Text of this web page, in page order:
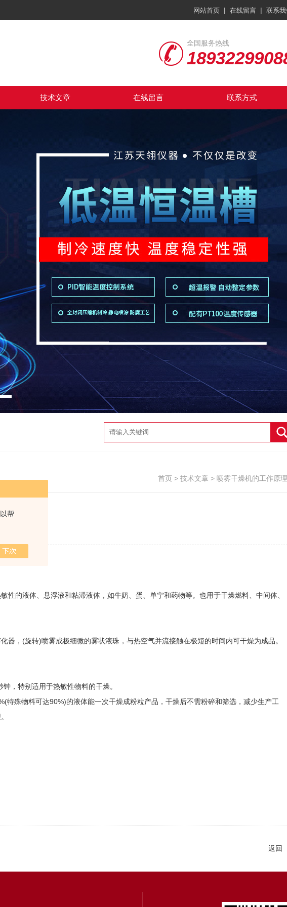
帮
网站首页 | 在线留言 | 联系
全国服务热线
技术文章 在线留言 联系方式
首页 > 技术文章 > 喷雾干燥机的工作原理
理
：1720
的液体、悬浮液和粘滞液体，如牛奶、蛋、单宁和药物等。也用于干燥燃料、中间体、
，(旋转)喷雾成极细微的雾状液珠，与热空气并流接触在极短的时间内可干燥为成品。
，特别适用于热敏性物料的干燥。
殊物料可达90%)的液体能一次干燥成粉粒产品，干燥后不需粉碎和筛选，减少生产工
返回